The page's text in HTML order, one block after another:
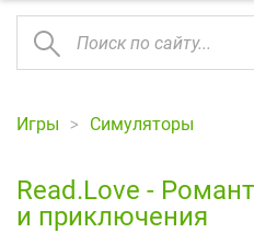
Игры Симуляторы
Read.Love -
и приключения